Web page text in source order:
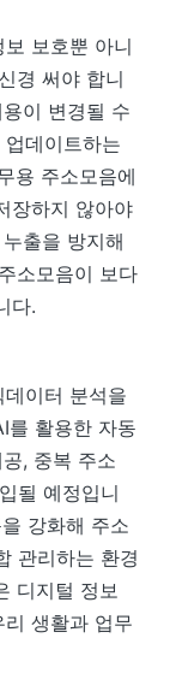
보호뿐 아니
경 써야 합니
이 변경될 수
데이트하는
용 주소모음에
장하지 않아야
출을 방지해
소모음이 보다
다.
이터 분석을
를 활용한 자동
, 중복 주소
될 예정입니
강화해 주소
관리하는 환경
디지털 정보
생활과 업무